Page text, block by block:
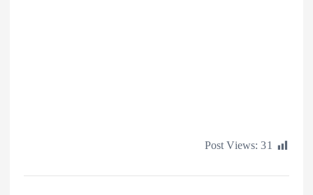
Post Views: